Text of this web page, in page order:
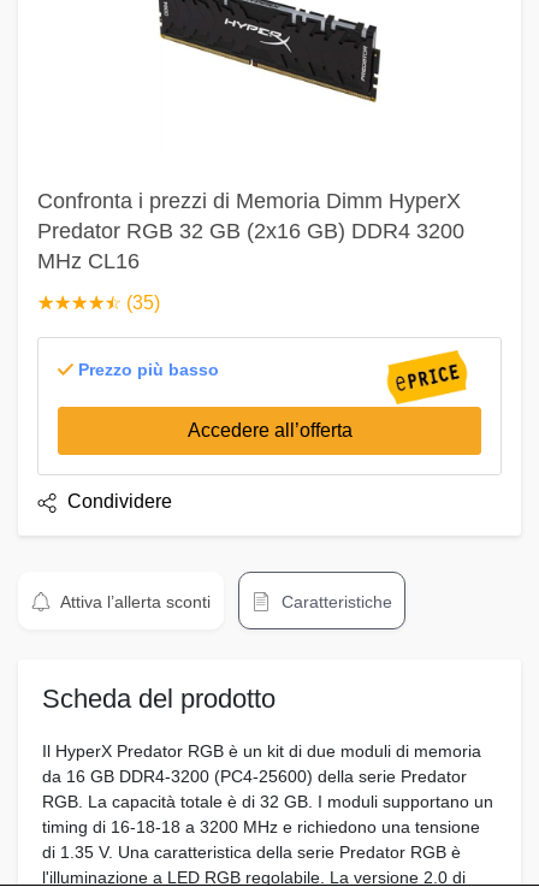
Confronta i prezzi di Memoria Dimm HyperX
Predator RGB 32 GB (2x16 GB) DDR4 3200
MHz CL16
☆☆☆☆☆
★★★★★ (35)
Prezzo più basso
Accedere all’offerta
Condividere
Attiva l’allerta sconti Caratteristiche
Scheda del prodotto
Il HyperX Predator RGB è un kit di due moduli di memoria
da 16 GB DDR4-3200 (PC4-25600) della serie Predator
RGB. La capacità totale è di 32 GB. I moduli supportano un
timing di 16-18-18 a 3200 MHz e richiedono una tensione
di 1.35 V. Una caratteristica della serie Predator RGB è
l'illuminazione a LED RGB regolabile. La versione 2.0 di